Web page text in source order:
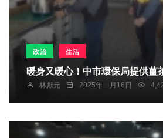
政治 生活
暖身又暖心！中市環保局提供薑
林獻元 2025年一月16日